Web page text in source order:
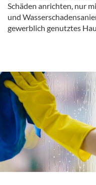
Schäden anrichten, nur
und
gewerblich genutztes